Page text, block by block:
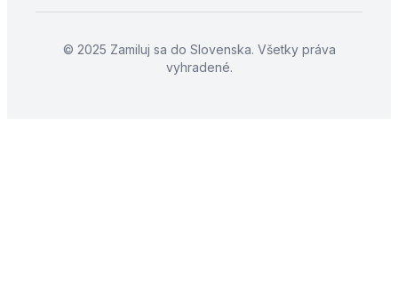
© 2025 Zamiluj sa do Slovenska. Všetky práva
vyhradené.